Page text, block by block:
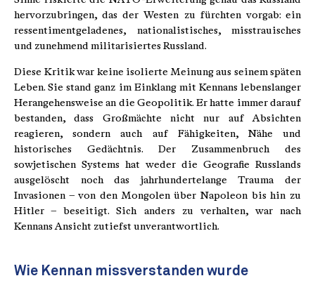
hervorzubringen, das der Westen zu fürchten vorgab: ein
ressentimentgeladenes, nationalistisches, misstrauisches
und zunehmend militarisiertes Russland.
Diese Kritik war keine isolierte Meinung aus seinem späten
Leben. Sie stand ganz im Einklang mit Kennans lebenslanger
Herangehensweise an die Geopolitik. Er hatte immer darauf
bestanden, dass Großmächte nicht nur auf Absichten
reagieren, sondern auch auf Fähigkeiten, Nähe und
historisches Gedächtnis. Der Zusammenbruch des
sowjetischen Systems hat weder die Geografie Russlands
ausgelöscht noch das jahrhundertelange Trauma der
Invasionen – von den Mongolen über Napoleon bis hin zu
Hitler – beseitigt. Sich anders zu verhalten, war nach
Kennans Ansicht zutiefst unverantwortlich.
Wie Kennan missverstanden wurde